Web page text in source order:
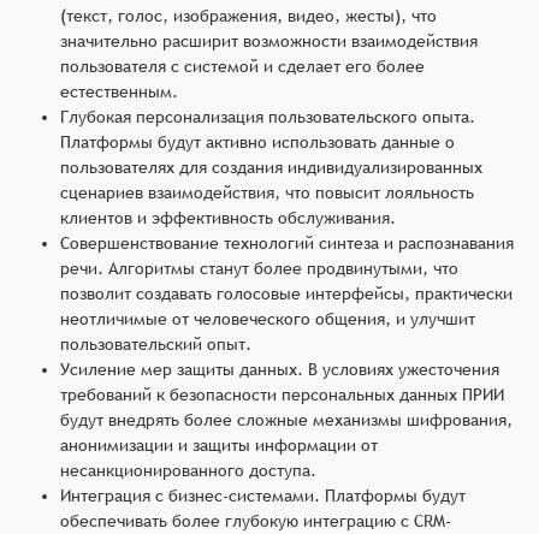
(текст, голос, изображения, видео, жесты), что
значительно расширит возможности взаимодействия
пользователя с системой и сделает его более
естественным.
Глубокая персонализация пользовательского опыта.
Платформы будут активно использовать данные о
пользователях для создания индивидуализированных
сценариев взаимодействия, что повысит лояльность
клиентов и эффективность обслуживания.
Совершенствование технологий синтеза и распознавания
речи. Алгоритмы станут более продвинутыми, что
позволит создавать голосовые интерфейсы, практически
неотличимые от человеческого общения, и улучшит
пользовательский опыт.
Усиление мер защиты данных. В условиях ужесточения
требований к безопасности персональных данных ПРИИ
будут внедрять более сложные механизмы шифрования,
анонимизации и защиты информации от
несанкционированного доступа.
Интеграция с бизнес-системами. Платформы будут
обеспечивать более глубокую интеграцию с CRM-